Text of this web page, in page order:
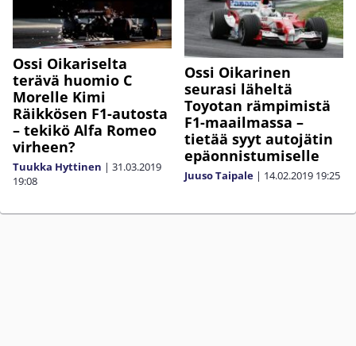
Ossi Oikariselta
terävä huomio C
Morelle Kimi
Räikkösen F1-autosta
– tekikö Alfa Romeo
virheen?
Tuukka Hyttinen | 31.03.2019
19:08
Ossi Oikarinen
seurasi läheltä
Toyotan rämpimistä
F1-maailmassa –
tietää syyt autojätin
epäonnistumiselle
Juuso Taipale | 14.02.2019 19:25